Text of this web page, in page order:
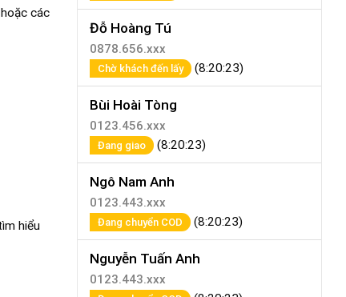
các
hiểu
Đỗ Hoàng Tú
0878.656.xxx
Chờ khách đến lấy (8:20:23)
Bùi Hoài Tòng
0123.456.xxx
Đang giao (8:20:23)
Ngô Nam Anh
0123.443.xxx
Đang chuyển COD (8:20:23)
Nguyễn Tuấn Anh
0123.443.xxx